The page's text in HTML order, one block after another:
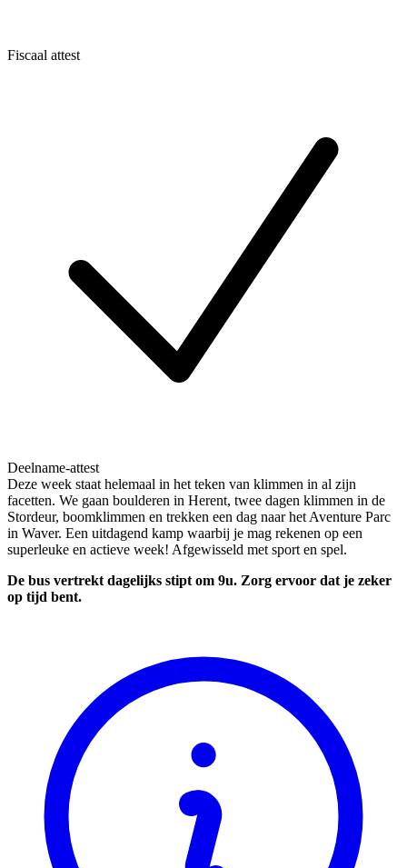
Fiscaal attest
Deelname-attest
Deze week staat helemaal in het teken van klimmen in al zijn
facetten. We gaan boulderen in Herent, twee dagen klimmen in de
Stordeur, boomklimmen en trekken een dag naar het Aventure Parc
in Waver. Een uitdagend kamp waarbij je mag rekenen op een
superleuke en actieve week! Afgewisseld met sport en spel.
De bus vertrekt dagelijks stipt om 9u. Zorg ervoor dat je zeker
op tijd bent.